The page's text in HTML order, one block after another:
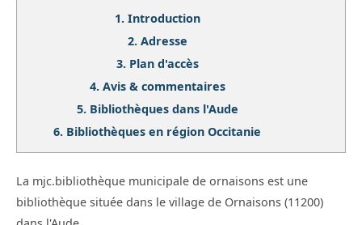
1. Introduction
2. Adresse
3. Plan d'accès
4. Avis & commentaires
5. Bibliothèques dans l'Aude
6. Bibliothèques en région Occitanie
La mjc.bibliothèque municipale de ornaisons est une
bibliothèque située dans le village de Ornaisons (11200)